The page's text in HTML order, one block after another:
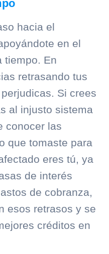
hacia el
en el
tiempo. En
retrasando tus
Si crees
al injusto sistema
conocer las
que tomaste para
eres tú, ya
de interés
de cobranza
esos retrasos y se
créditos en